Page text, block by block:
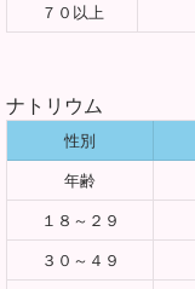
７０以上
ナトリウム
性別
年齢
１８～２９
３０～４９